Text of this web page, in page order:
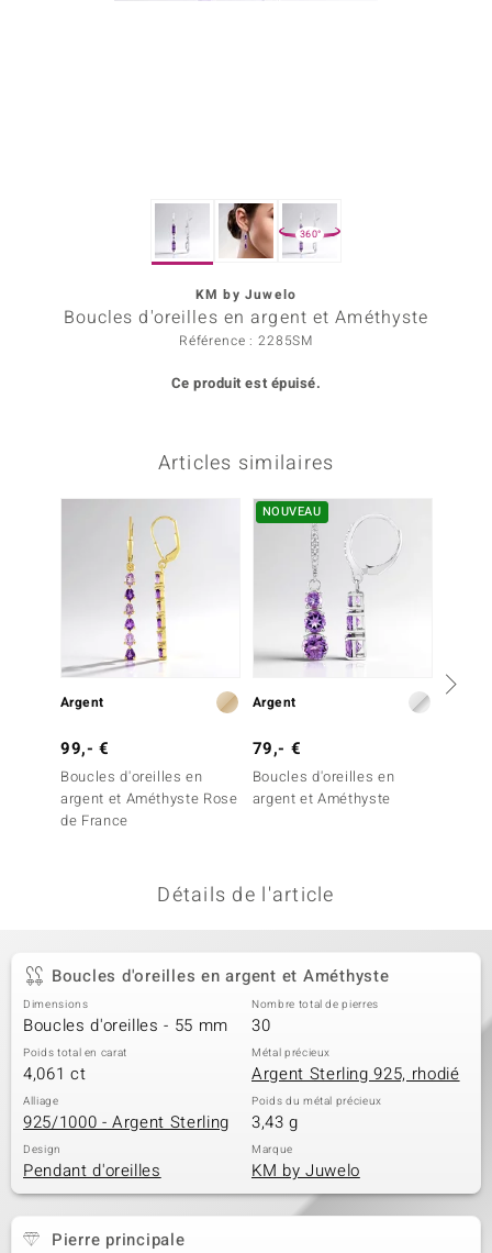
360°
KM by Juwelo
Boucles d'oreilles en argent et Améthyste
Référence : 2285SM
Ce produit est épuisé.
Articles similaires
Argent
99,- €
Boucles d'oreilles en
argent et Améthyste Rose
de France
NOUVEAU
Argent
79,- €
Boucles d'oreilles en
argent et Améthyste
Détails de l'article
Boucles d'oreilles en argent et Améthyste
Dimensions
Boucles d'oreilles - 55 mm
Nombre total de pierres
30
Poids total en carat
4,061 ct
Métal précieux
Argent Sterling 925, rhodié
Alliage
925/1000 - Argent Sterling
Poids du métal précieux
3,43 g
Design
Pendant d'oreilles
Marque
KM by Juwelo
Pierre principale